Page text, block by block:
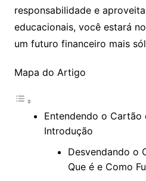
responsabilidade e
educacionais, você estará
um futuro financeiro mais
Mapa do Artigo
Entendendo o Cartão
Introdução
Desvendando o
Que é e Como